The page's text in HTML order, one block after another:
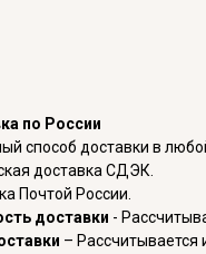
по России
способ доставки в
доставка СДЭК.
Почтой России.
доставки -
– Рассчитывается